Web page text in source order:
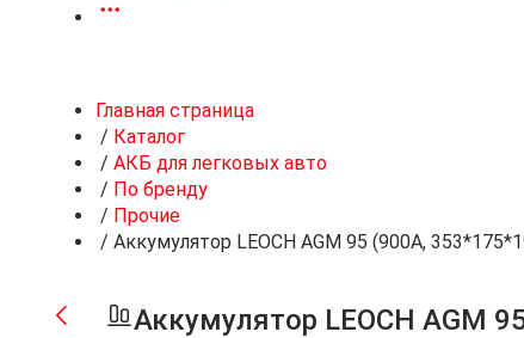
Главная страница
/ Каталог
/ АКБ для легковых авто
/ По бренду
/ Прочие
/ Аккумулятор LEOCH AGM 95 (900А,
Аккумулятор LEOCH AGM